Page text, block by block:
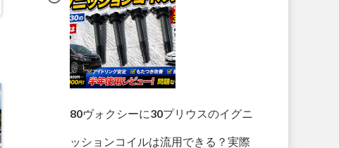
80ヴォクシーに30プリウスのイグニ
ッションコイルは流用できる？実際